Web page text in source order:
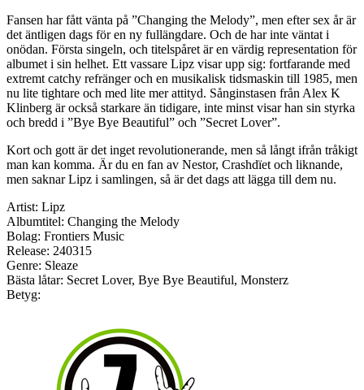
Fansen har fått vänta på ”Changing the Melody”, men efter sex år är
det äntligen dags för en ny fullängdare. Och de har inte väntat i
onödan. Första singeln, och titelspåret är en värdig representation för
albumet i sin helhet. Ett vassare Lipz visar upp sig: fortfarande med
extremt catchy refränger och en musikalisk tidsmaskin till 1985, men
nu lite tightare och med lite mer attityd. Sånginstasen från Alex K
Klinberg är också starkare än tidigare, inte minst visar han sin styrka
och bredd i ”Bye Bye Beautiful” och ”Secret Lover”.
Kort och gott är det inget revolutionerande, men så långt ifrån tråkigt
man kan komma. Är du en fan av Nestor, Crashdïet och liknande,
men saknar Lipz i samlingen, så är det dags att lägga till dem nu.
Artist: Lipz
Albumtitel: Changing the Melody
Bolag: Frontiers Music
Release: 240315
Genre: Sleaze
Bästa låtar: Secret Lover, Bye Bye Beautiful, Monsterz
Betyg: